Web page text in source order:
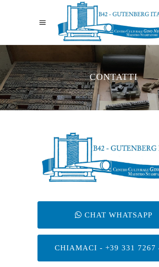
CONTATTI
CHAT WHATSAPP
CHIAMACI - +39 331 7267